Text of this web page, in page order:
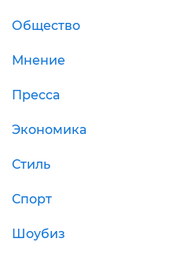
Общество
Мнение
Пресса
Экономика
Стиль
Спорт
Шоубиз